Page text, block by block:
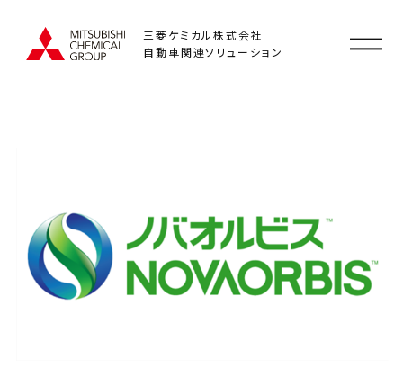
三菱ケミカル株式会社
自動車関連ソリューション